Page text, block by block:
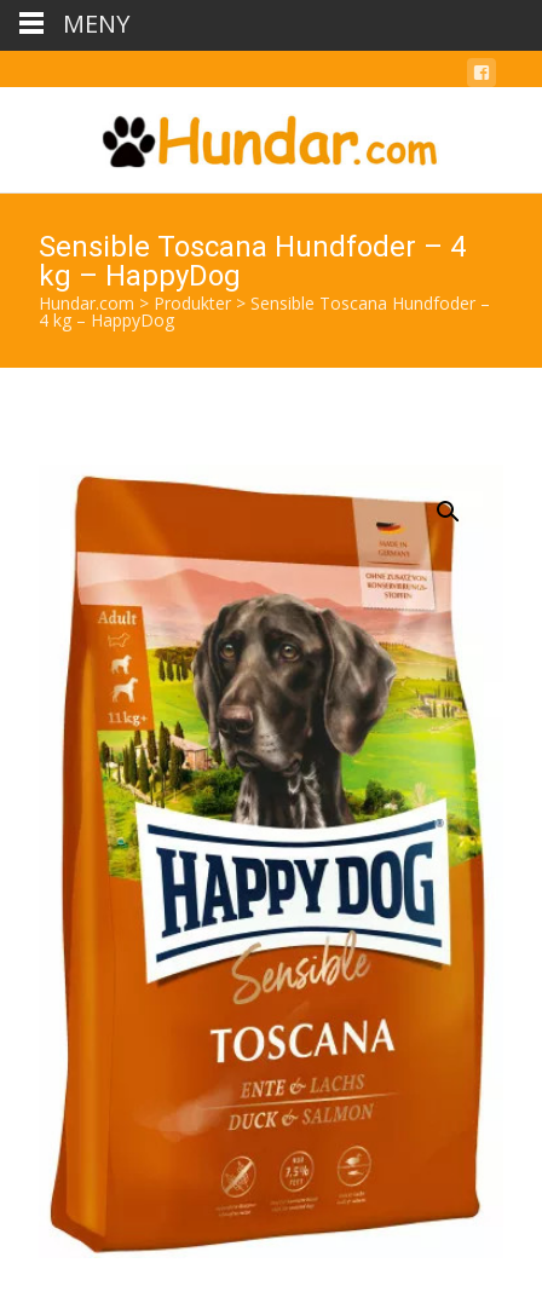
Sensible Toscana Hundfoder – 4
kg – HappyDog
Hundar.com > Produkter > Sensible Toscana Hundfoder –
4 kg – HappyDog
MENY